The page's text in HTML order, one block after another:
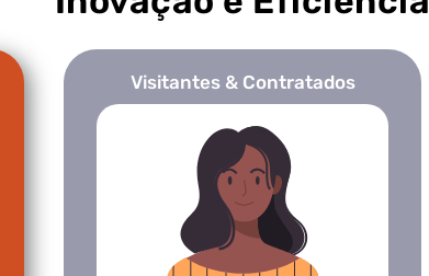
Visitantes & Contratados